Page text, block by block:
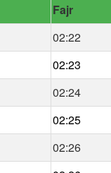
Fajr
02:22
02:23
02:24
02:25
02:26